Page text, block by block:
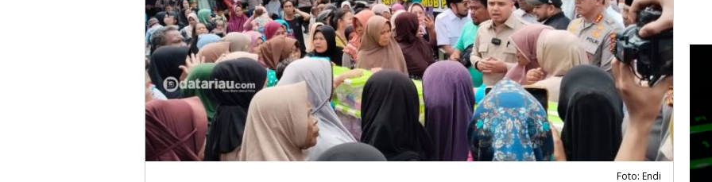
Foto: Endi